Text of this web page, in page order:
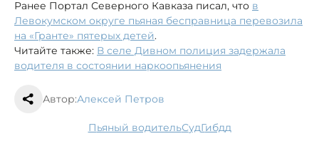
Ранее Портал Северного Кавказа писал, что в
Левокумском округе пьяная бесправница перевозила
на «Гранте» пятерых детей.
Читайте также: В селе Дивном полиция задержала
водителя в состоянии наркоопьянения
Автор:Алексей Петров
пьяный водитель суд гибдд